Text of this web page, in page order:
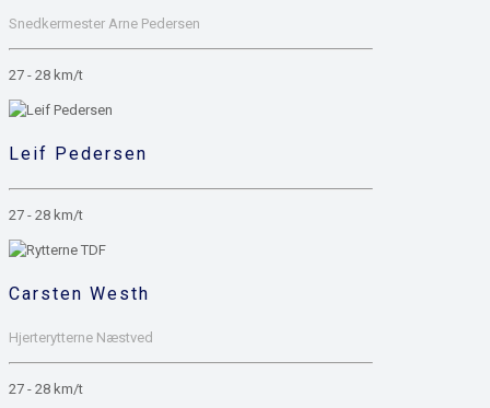
Snedkermester Arne Pedersen
27 - 28 km/t
Leif Pedersen
27 - 28 km/t
Carsten Westh
Hjerterytterne Næstved
27 - 28 km/t